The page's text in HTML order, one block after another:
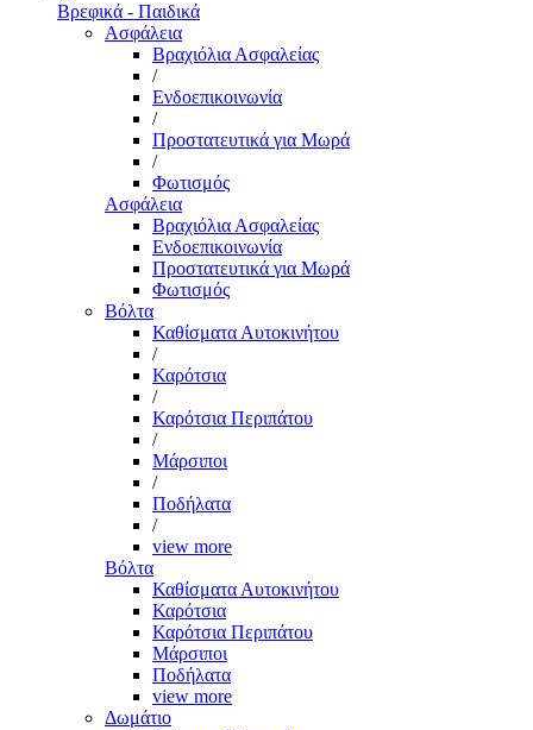
Βρεφικά - Παιδικά
Ασφάλεια
Βραχιόλια Ασφαλείας
/
Ενδοεπικοινωνία
/
Προστατευτικά για Μωρά
/
Φωτισμός
Ασφάλεια
Βραχιόλια Ασφαλείας
Ενδοεπικοινωνία
Προστατευτικά για Μωρά
Φωτισμός
Βόλτα
Καθίσματα Αυτοκινήτου
/
Καρότσια
/
Καρότσια Περιπάτου
/
Μάρσιποι
/
Ποδήλατα
/
view more
Βόλτα
Καθίσματα Αυτοκινήτου
Καρότσια
Καρότσια Περιπάτου
Μάρσιποι
Ποδήλατα
view more
Δωμάτιο